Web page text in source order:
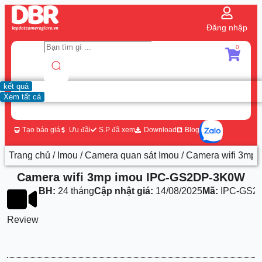
Đăng nhập
kết quả
Xem tất cả
0
Tạo báo giá Ưu đãi S.P đã xem Download Blog
Trang chủ / Imou /Camera quan sát Imou / Camera wifi 3mp
Camera wifi 3mp imou IPC-GS2DP-3K0W
Review
BH: 24 thángCập nhật giá: 14/08/2025Mã: IPC-